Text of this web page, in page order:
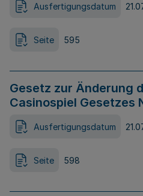
Ausfertigungsdatum
Seite 595
Gesetz zur Änderung
Casinospiel Gesetzes
Ausfertigungsdatum
Seite 598